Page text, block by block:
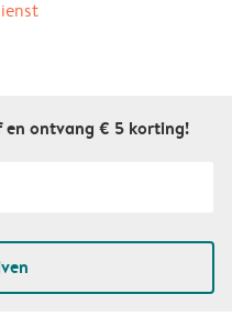
en ontvang € 5 korting!